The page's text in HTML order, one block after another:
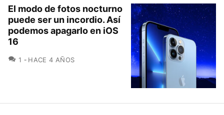
El modo de fotos nocturno
puede ser un incordio. Así
podemos apagarlo en iOS
16
1 COMENTARIOS
HACE 4 AÑOS